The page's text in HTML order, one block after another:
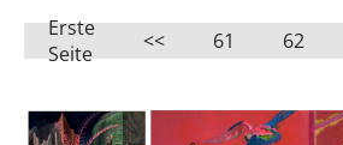
Erste
Seite
<< 61 62